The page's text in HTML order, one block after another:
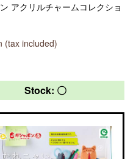
アクリルチャームコレクショ
(tax included)
Stock: 〇